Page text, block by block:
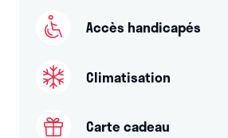
Accès handicapés
Climatisation
Carte cadeau